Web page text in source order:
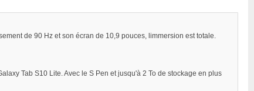
de 90 Hz et son écran de 10,9 pouces, limmersion est totale.
Tab S10 Lite. Avec le S Pen et jusqu'à 2 To de stockage en plus